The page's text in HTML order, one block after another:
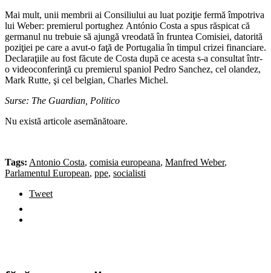
Mai mult, unii membrii ai Consiliului au luat poziţie fermă împotriva
lui Weber: premierul portughez António Costa a spus răspicat că
germanul nu trebuie să ajungă vreodată în fruntea Comisiei, datorită
poziţiei pe care a avut-o faţă de Portugalia în timpul crizei financiare.
Declaraţiile au fost făcute de Costa după ce acesta s-a consultat într-
o videoconferinţă cu premierul spaniol Pedro Sanchez, cel olandez,
Mark Rutte, şi cel belgian, Charles Michel.
Surse: The Guardian, Politico
Nu există articole asemănătoare.
Tags: Antonio Costa, comisia europeana, Manfred Weber,
Parlamentul European, ppe, socialisti
Tweet